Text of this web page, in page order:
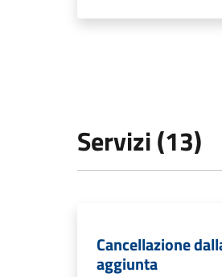
Servizi (13)
Cancellazione
aggiunta